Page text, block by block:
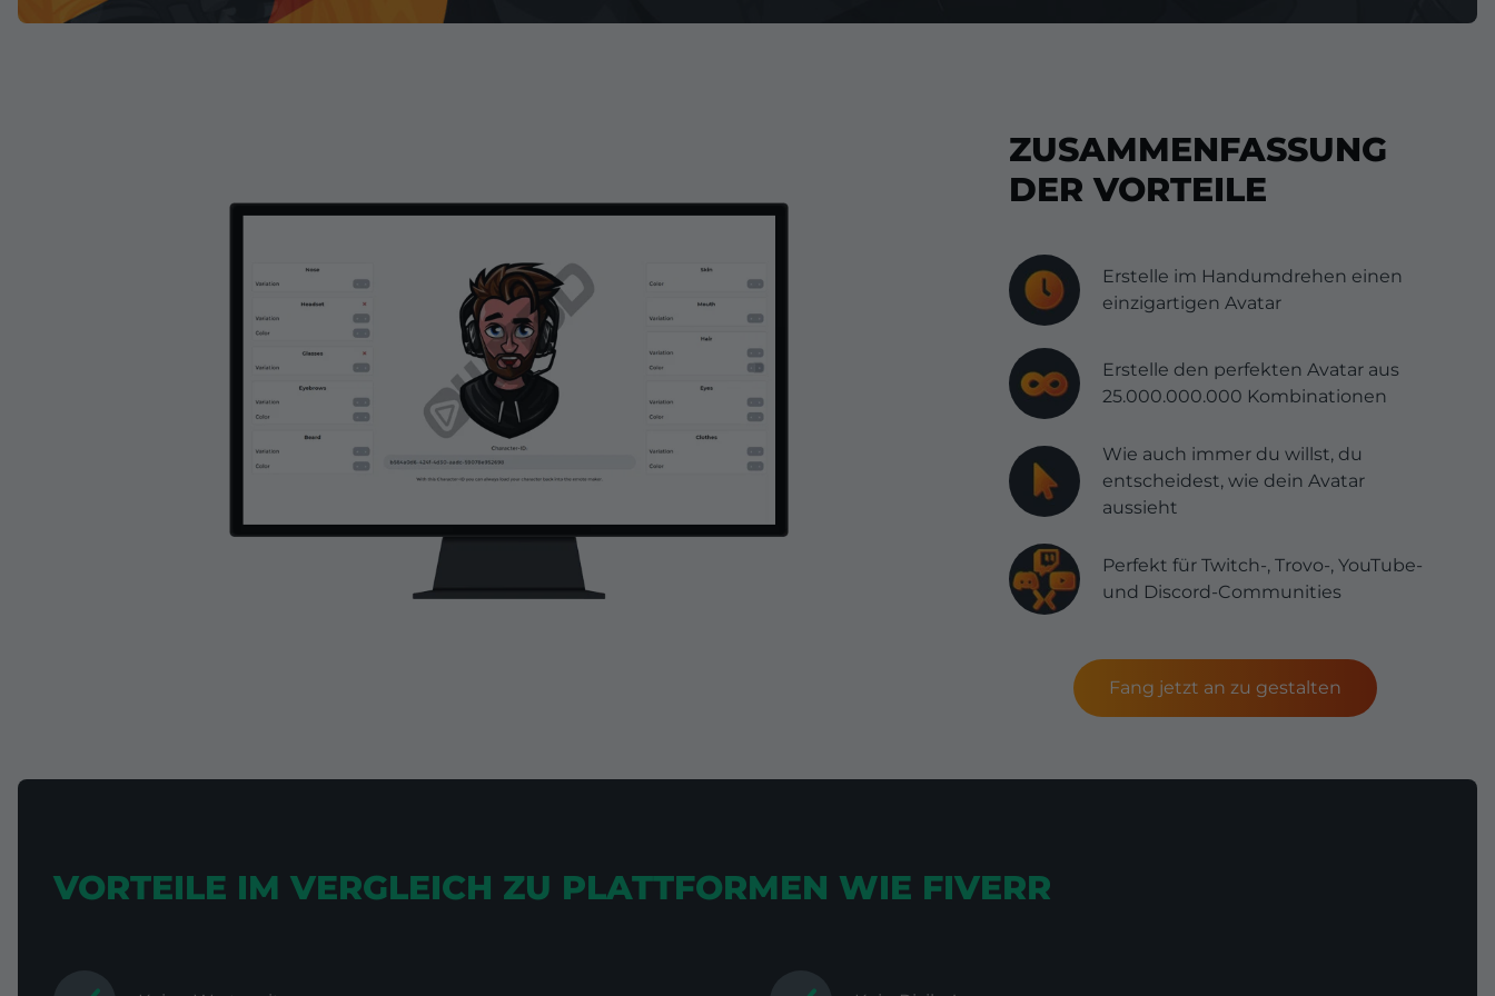
ZUSAMMENFASSUNG
DER VORTEILE
Erstelle im Handumdrehen einen
einzigartigen Avatar
Erstelle den perfekten Avatar aus
25.000.000.000 Kombinationen
Wie auch immer du willst, du
entscheidest, wie dein Avatar
aussieht
Perfekt für Twitch-, Trovo-, YouTube-
und Discord-Communities
Fang jetzt an zu gestalten
VORTEILE IM VERGLEICH ZU PLATTFORMEN WIE FIVERR